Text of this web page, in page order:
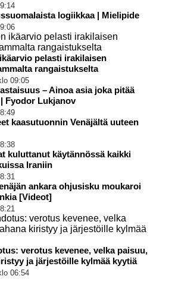
logiikkaa | Mielipide
pelasti irakilaisen
rangaistukselta
09:05
– Ainoa asia joka pitää
Fyodor Lukjanov
kaasutuonnin Venäjältä uuteen
kuluttanut käytännössä kaikki
Iraniin
ankara ohjusisku moukaroi
[Videot]
verotus kevenee, velka paisuu,
ja järjestöille kylmää kyytiä
06:54